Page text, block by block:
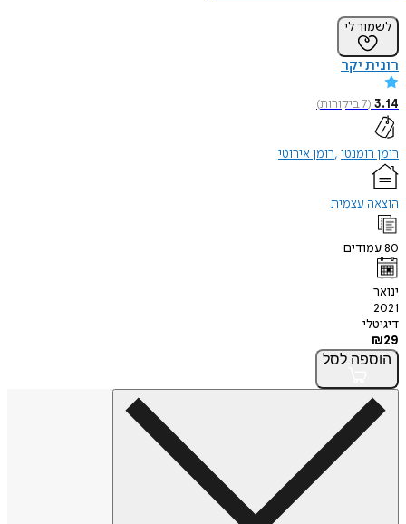
לשמור לי
רונית יקר
3.14
(
7ביקורות)
רומן רומנטי רומן אירוטי
הוצאה עצמית
80עמודים
ינואר
2021
דיגיטלי
₪29
הוספה לסל